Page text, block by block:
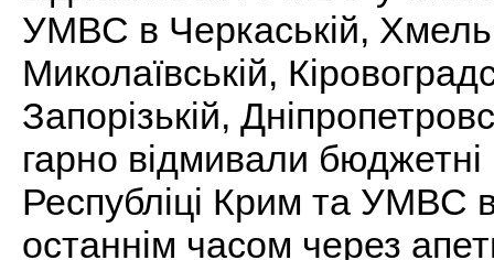
УМВС в Черкаській,
Миколаївській,
Запорізькій,
гарно відмивали
Республіці Крим та УМВС
останнім часом через